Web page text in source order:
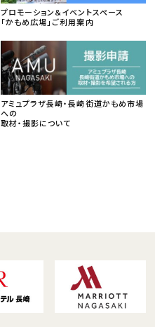
プロモーション＆イベントスペース
「かもめ広場」ご利用案内
アミュプラザ長崎・長崎街道かもめ市場
への
取材・撮影について